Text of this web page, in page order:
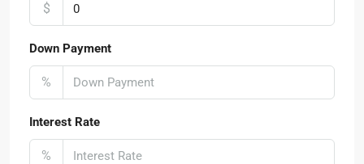
$
Down Payment
%
Interest Rate
%